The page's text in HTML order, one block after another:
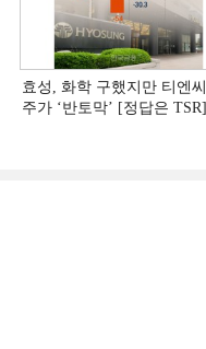
효성, 화학 구했지만 티엔씨
주가 ‘반토막’ [정답은 TSR]